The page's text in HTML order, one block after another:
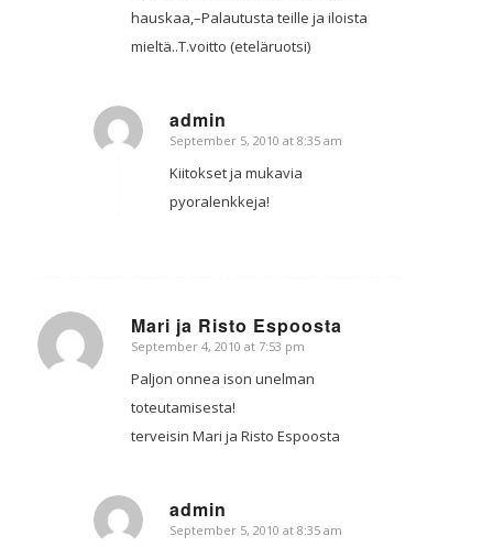
hauskaa,–Palautusta teille ja iloista
mieltä..T.voitto (eteläruotsi)
admin
says:
September 5, 2010 at 8:35 am
Kiitokset ja mukavia
pyoralenkkeja!
Mari ja Risto Espoosta
says:
September 4, 2010 at 7:53 pm
Paljon onnea ison unelman
toteutamisesta!
terveisin Mari ja Risto Espoosta
admin
says:
September 5, 2010 at 8:35 am